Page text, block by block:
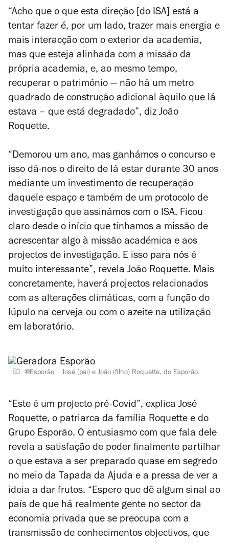
“Acho que o que esta direção [do ISA] está a
tentar fazer é, por um lado, trazer mais energia e
mais interacção com o exterior da academia,
mas que esteja alinhada com a missão da
própria academia, e, ao mesmo tempo,
recuperar o património — não há um metro
quadrado de construção adicional àquilo que lá
estava – que está degradado”, diz João
Roquette.
“Demorou um ano, mas ganhámos o concurso e
isso dá-nos o direito de lá estar durante 30 anos
mediante um investimento de recuperação
daquele espaço e também de um protocolo de
investigação que assinámos com o ISA. Ficou
claro desde o início que tínhamos a missão de
acrescentar algo à missão académica e aos
projectos de investigação. E isso para nós é
muito interessante”, revela João Roquette. Mais
concretamente, haverá projectos relacionados
com as alterações climáticas, com a função do
lúpulo na cerveja ou com o azeite na utilização
em laboratório.
@Esporão José (pai) e João (filho) Roquette, do Esporão.
“Este é um projecto pré-Covid”, explica José
Roquette, o patriarca da família Roquette e do
Grupo Esporão. O entusiasmo com que fala dele
revela a satisfação de poder finalmente partilhar
o que estava a ser preparado quase em segredo
no meio da Tapada da Ajuda e a pressa de ver a
ideia a dar frutos. “Espero que dê algum sinal ao
país de que há realmente gente no sector da
economia privada que se preocupa com a
transmissão de conhecimentos objectivos, que